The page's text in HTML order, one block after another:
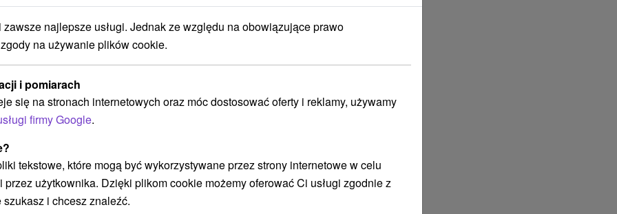
Bezplatné
parkovanie: priamo
v areáli pred
liečebným domom
a odchod klientov,
pre hostí so ZŤP-S
preukazom
bezplatne počas
celého pobytu,
parkovisku cca
150 m od
liečebného domu.
Platené
parkovanie: priamo
najlepsze usługi. Jednak ze względu na obowiązujące prawo
na używanie plików cookie.
i pomiarach
się na stronach internetowych oraz móc dostosować oferty i reklamy, używamy
firmy Google.
tekstowe, które mogą być wykorzystywane przez strony internetowe w celu
przez użytkownika. Dzięki plikom cookie możemy oferować Ci usługi zgodnie z
i chcesz znaleźć.